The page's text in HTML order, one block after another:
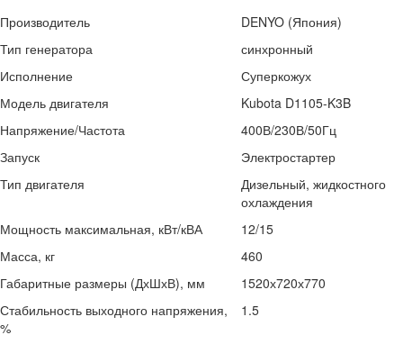
Производитель
DENYO (Япония)
Тип генератора
синхронный
Исполнение
Суперкожух
Модель двигателя
Kubota D1105-K3B
Напряжение/Частота
400В/230В/50Гц
Запуск
Электростартер
Тип двигателя
Дизельный, жидкостного
охлаждения
Мощность максимальная, кВт/кВА
12/15
Масса, кг
460
Габаритные размеры (ДхШхВ), мм
1520х720х770
Стабильность выходного напряжения,
%
1.5